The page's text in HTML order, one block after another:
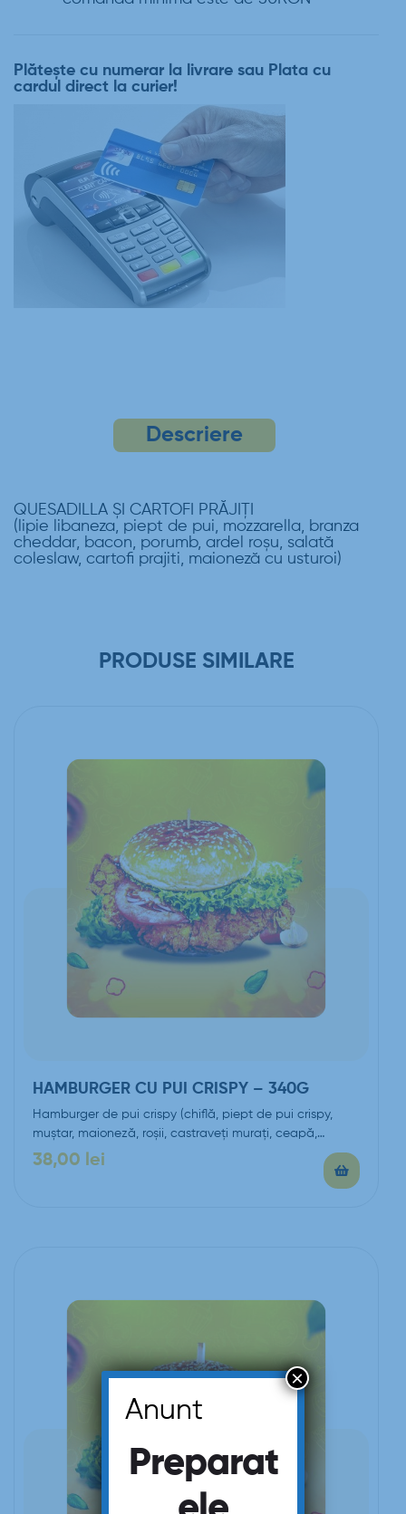
Plătește cu numerar la livrare sau Plata cu
cardul direct la curier!
Descriere
QUESADILLA ȘI CARTOFI PRĂJIȚI
(lipie libaneza, piept de pui, mozzarella, branza
cheddar, bacon, porumb, ardel roșu, salată
coleslaw, cartofi prajiti, maioneză cu usturoi)
PRODUSE SIMILARE
HAMBURGER CU PUI CRISPY – 340G
Hamburger de pui crispy (chiflă, piept de pui crispy,
muștar, maioneză, roșii, castraveți murați, ceapă,…
38,00 lei
Anunt
Preparat
×